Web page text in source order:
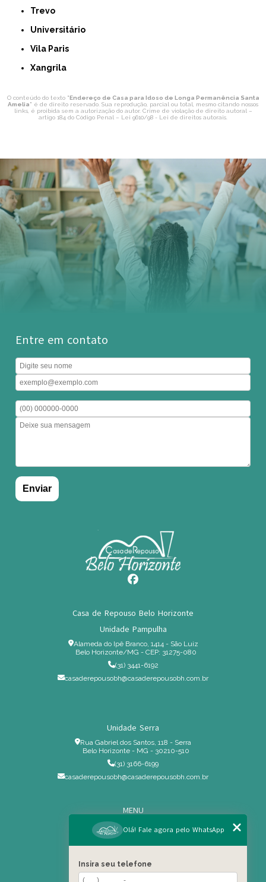
Trevo
Universitário
Vila Paris
Xangrila
O conteúdo do texto "Endereço de Casa para Idoso de Longa Permanência Santa
Amelia" é de direito reservado. Sua reprodução, parcial ou total, mesmo citando nossos
links, é proibida sem a autorização do autor. Crime de violação de direito autoral –
artigo 184 do Código Penal – Lei 9610/98 - Lei de direitos autorais
Entre em contato
Casa de Repouso Belo Horizonte
Unidade Pampulha
Alameda do Ipê Branco, 1414 - São Luiz
Belo Horizonte/MG - CEP: 31275-080
(31) 3441-6192
casaderepousobh@casaderepousobh.com.br
Unidade Serra
Rua Gabriel dos Santos, 118 - Serra
Belo Horizonte - MG - 30210-510
(31) 3166-6199
casaderepousobh@casaderepousobh.com.br
MENU
Home
Institucional
Serviços Especiais
Olá! Fale agora pelo WhatsApp
Insira seu telefone